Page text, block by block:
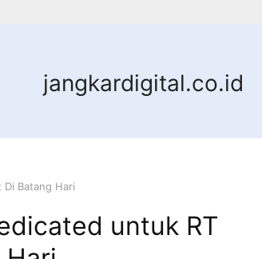
jangkardigital.co.id
Batang Hari
untuk RT